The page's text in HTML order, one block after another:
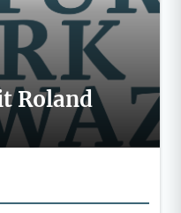
Roland